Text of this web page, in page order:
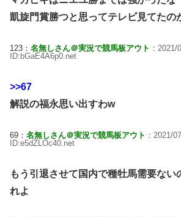
凱旋門賞勝つと思ってテレビ見てたの
123： 名無しさん＠実況で競馬板アウト ：
ID:bGaE4A6p0.net
>>67
解説の福永思い出すわw
69： 名無しさん＠実況で競馬板アウト ：2021/
ID:e5dZLOc40.net
もう引退させて国内で種牡馬需要ない
れよ